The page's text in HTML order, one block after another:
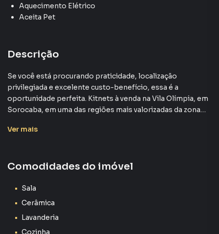
Aquecimento Elétrico
Aceita Pet
Descrição
Se você está procurando praticidade, localização
privilegiada e excelente custo-benefício, essa é a
oportunidade perfeita. Kitnets à venda na Vila Olímpia, em
Sorocaba, em uma das regiões mais valorizadas da zona
Avenida Itavuvu, você estará ao lado do Carrefour Sônia
essenciais, tudo a poucos passos de casa.
Cada unidade possui 32,40 m² muito bem distribuídos,
com acabamento moderno e funcional, ideal tanto para
térreo e outra no pavimento superior, oferecendo opções
Ver mais
Comodidades do imóvel
Sala
Cerâmica
Lavanderia
Cozinha